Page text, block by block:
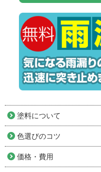
塗料について
色選びのコツ
価格・費用